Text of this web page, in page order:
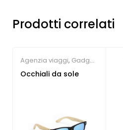
Prodotti correlati
Agenzia viaggi, Gadget
Estate,Gadget per la
Occhiali da sole